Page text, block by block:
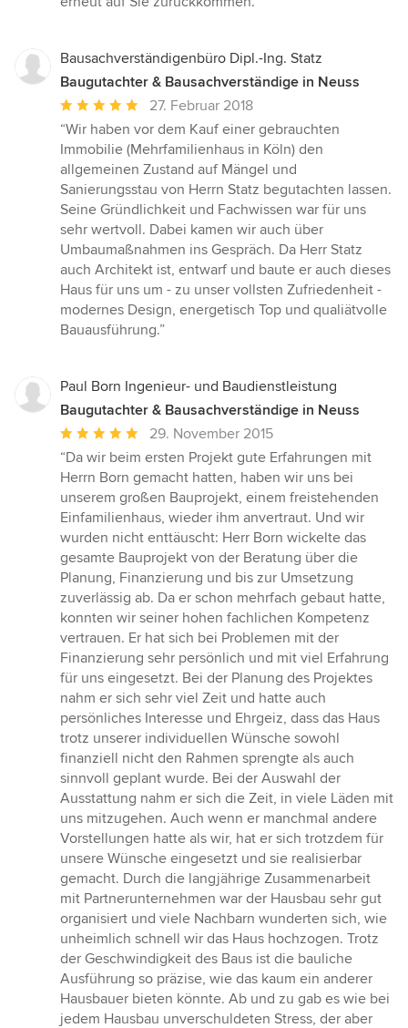
Bausachverständigenbüro Dipl.-Ing. Statz
Baugutachter & Bausachverständige in Neuss
Durchschnittliche
Bewertung:
5
von
5
Sternen
27. Februar 2018
“Wir haben vor dem Kauf einer gebrauchten
Immobilie (Mehrfamilienhaus in Köln) den
allgemeinen Zustand auf Mängel und
Sanierungsstau von Herrn Statz begutachten lassen.
Seine Gründlichkeit und Fachwissen war für uns
sehr wertvoll. Dabei kamen wir auch über
Umbaumaßnahmen ins Gespräch. Da Herr Statz
auch Architekt ist, entwarf und baute er auch dieses
Haus für uns um - zu unser vollsten Zufriedenheit -
modernes Design, energetisch Top und qualiätvolle
Bauausführung.”
Paul Born Ingenieur- und Baudienstleistung
Baugutachter & Bausachverständige in Neuss
Durchschnittliche
Bewertung:
5
von
5
Sternen
29. November 2015
“Da wir beim ersten Projekt gute Erfahrungen mit
Herrn Born gemacht hatten, haben wir uns bei
unserem großen Bauprojekt, einem freistehenden
Einfamilienhaus, wieder ihm anvertraut. Und wir
wurden nicht enttäuscht: Herr Born wickelte das
gesamte Bauprojekt von der Beratung über die
Planung, Finanzierung und bis zur Umsetzung
zuverlässig ab. Da er schon mehrfach gebaut hatte,
konnten wir seiner hohen fachlichen Kompetenz
vertrauen. Er hat sich bei Problemen mit der
Finanzierung sehr persönlich und mit viel Erfahrung
für uns eingesetzt. Bei der Planung des Projektes
nahm er sich sehr viel Zeit und hatte auch
persönliches Interesse und Ehrgeiz, dass das Haus
trotz unserer individuellen Wünsche sowohl
finanziell nicht den Rahmen sprengte als auch
sinnvoll geplant wurde. Bei der Auswahl der
Ausstattung nahm er sich die Zeit, in viele Läden mit
uns mitzugehen. Auch wenn er manchmal andere
Vorstellungen hatte als wir, hat er sich trotzdem für
unsere Wünsche eingesetzt und sie realisierbar
gemacht. Durch die langjährige Zusammenarbeit
mit Partnerunternehmen war der Hausbau sehr gut
organisiert und viele Nachbarn wunderten sich, wie
unheimlich schnell wir das Haus hochzogen. Trotz
der Geschwindigkeit des Baus ist die bauliche
Ausführung so präzise, wie das kaum ein anderer
Hausbauer bieten könnte. Ab und zu gab es wie bei
jedem Hausbau unverschuldeten Stress, der aber